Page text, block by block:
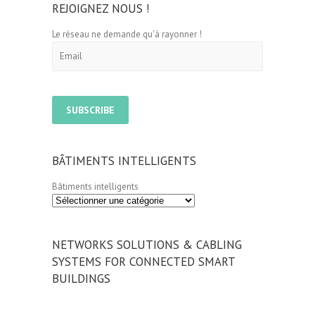
REJOIGNEZ NOUS !
Le réseau ne demande qu'à rayonner !
BÂTIMENTS INTELLIGENTS
Bâtiments intelligents
NETWORKS SOLUTIONS & CABLING
SYSTEMS FOR CONNECTED SMART
BUILDINGS